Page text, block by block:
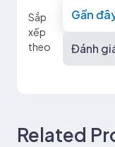
Sắp
xếp
theo
Gần
Đánh
Related